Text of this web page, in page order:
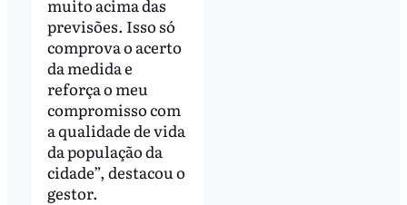
muito acima das
previsões. Isso só
comprova o acerto
da medida e
reforça o meu
compromisso com
a qualidade de vida
da população da
cidade”, destacou o
gestor.